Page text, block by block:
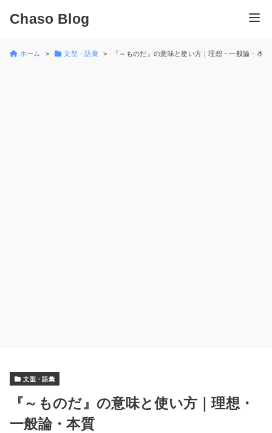
Chaso Blog
ホーム 文型・語彙 『～ものだ』の意味と使い方｜理想・一般論・本質
文型・語彙
『～ものだ』の意味と使い方｜理想・
一般論・本質